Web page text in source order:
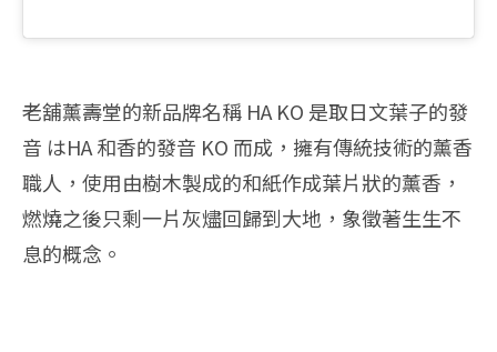
老舖薰壽堂的新品牌名稱 HA KO 是取日文葉子的發
音 はHA 和香的發音 KO 而成，擁有傳統技術的薰香
職人，使用由樹木製成的和紙作成葉片狀的薰香，
燃燒之後只剩一片灰燼回歸到大地，象徵著生生不
息的概念。